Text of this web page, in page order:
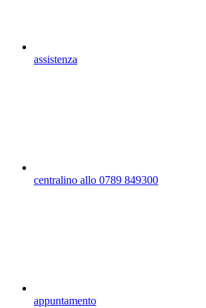
assistenza
centralino allo 0789 849300
appuntamento